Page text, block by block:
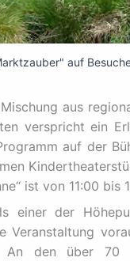
auf
aus
verspricht ein
auf der
ist von 11:00 bis
einer der
den über 70